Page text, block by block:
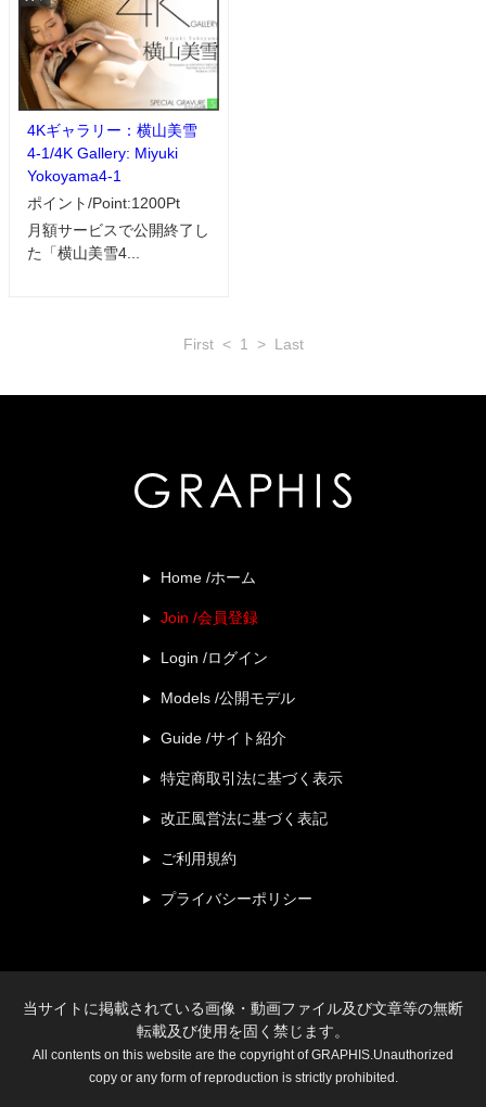
4Kギャラリー：横山美雪
4-1/4K Gallery: Miyuki
Yokoyama4-1
ポイント/Point:1200Pt
月額サービスで公開終了し
た「横山美雪4...
First < 1 > Last
Home /ホーム
Join /会員登録
Login /ログイン
Models /公開モデル
Guide /サイト紹介
特定商取引法に基づく表示
改正風営法に基づく表記
ご利用規約
プライバシーポリシー
当サイトに掲載されている画像・動画ファイル及び文章等の無断
転載及び使用を固く禁じます。
All contents on this website are the copyright of GRAPHIS.Unauthorized
copy or any form of reproduction is strictly prohibited.